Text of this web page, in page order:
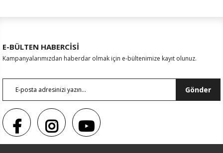
E-BÜLTEN HABERCİSİ
Kampanyalarımızdan haberdar olmak için e-bültenimize kayıt olunuz.
Gönder